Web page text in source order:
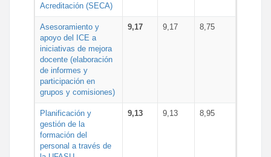
Acreditación (SECA)
Asesoramiento y
apoyo del ICE a
iniciativas de mejora
docente (elaboración
de informes y
participación en
grupos y comisiones)
9,17 9,17 8,75
Planificación y
gestión de la
formación del
personal a través de
9,13 9,13 8,95